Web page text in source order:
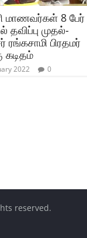
மாணவர்கள் 8 பேர்
தவிப்பு முதல்-
பிரதமர்
கடிதம்
2022 0
reserved.